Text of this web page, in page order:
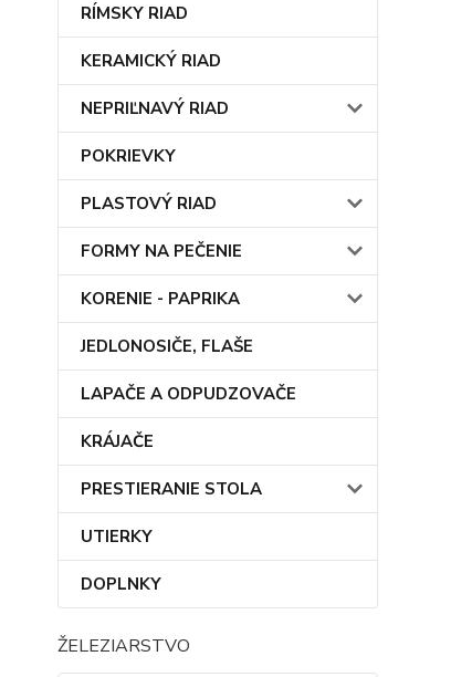
RÍMSKY RIAD
KERAMICKÝ RIAD
NEPRIĽNAVÝ RIAD
POKRIEVKY
PLASTOVÝ RIAD
FORMY NA PEČENIE
KORENIE - PAPRIKA
JEDLONOSIČE, FLAŠE
LAPAČE A ODPUDZOVAČE
KRÁJAČE
PRESTIERANIE STOLA
UTIERKY
DOPLNKY
ŽELEZIARSTVO